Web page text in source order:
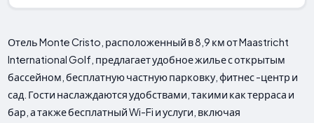
Отель Monte Cristo, расположенный в 8,9 км от Maastricht
International Golf, предлагает удобное жилье с открытым
бассейном, бесплатную частную парковку, фитнес -центр и
сад. Гости наслаждаются удобствами, такими как терраса и
бар, а также бесплатный Wi-Fi и услуги, включая